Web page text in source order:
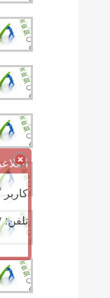
تلفن: ۰۹۱۴۷۵۰۳۳۱۷ (تلگرام یا تماس)